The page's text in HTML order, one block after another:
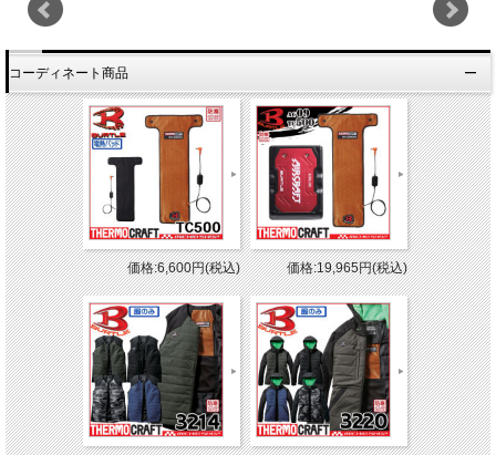
コーディネート商品
価格:6,600円(税込) 価格:19,965円(税込)